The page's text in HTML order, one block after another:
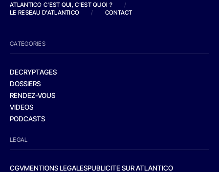
ATLANTICO C'EST QUI, C'EST QUOI ?
/
LE RESEAU D'ATLANTICO
/ CONTACT
CATEGORIES
DECRYPTAGES
DOSSIERS
RENDEZ-VOUS
VIDEOS
PODCASTS
LEGAL
CGVMENTIONS LEGALESPUBLICITE SUR ATLANTICO